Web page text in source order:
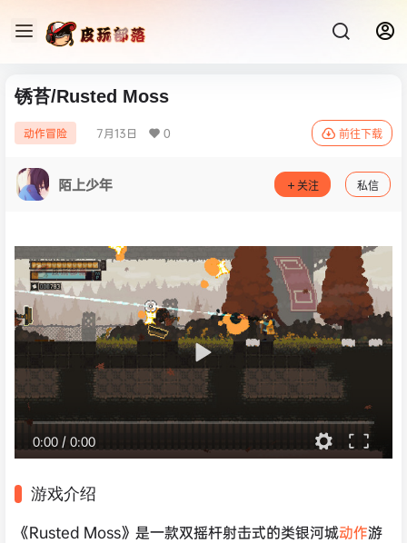
锈苔/Rusted Moss
动作冒险 7月13日 0 前往下载
陌上少年 关注 私信
0:00 / 0:00
游戏介绍
《Rusted Moss》是一款双摇杆射击式的类银河城动作游